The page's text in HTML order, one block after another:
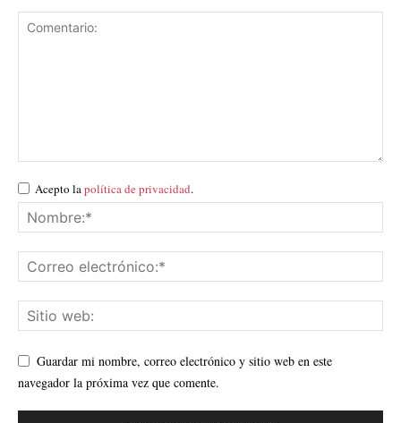
Acepto lapolítica de privacidad.
Guardar mi nombre, correo electrónico y sitio web en este
navegador la próxima vez que comente.